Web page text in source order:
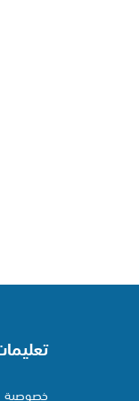
خصوصية